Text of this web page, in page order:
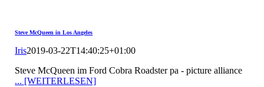
Steve McQueen in Los Angeles
Iris2019-03-22T14:40:25+01:00
Steve McQueen im Ford Cobra Roadster pa - picture alliance
... [WEITERLESEN]